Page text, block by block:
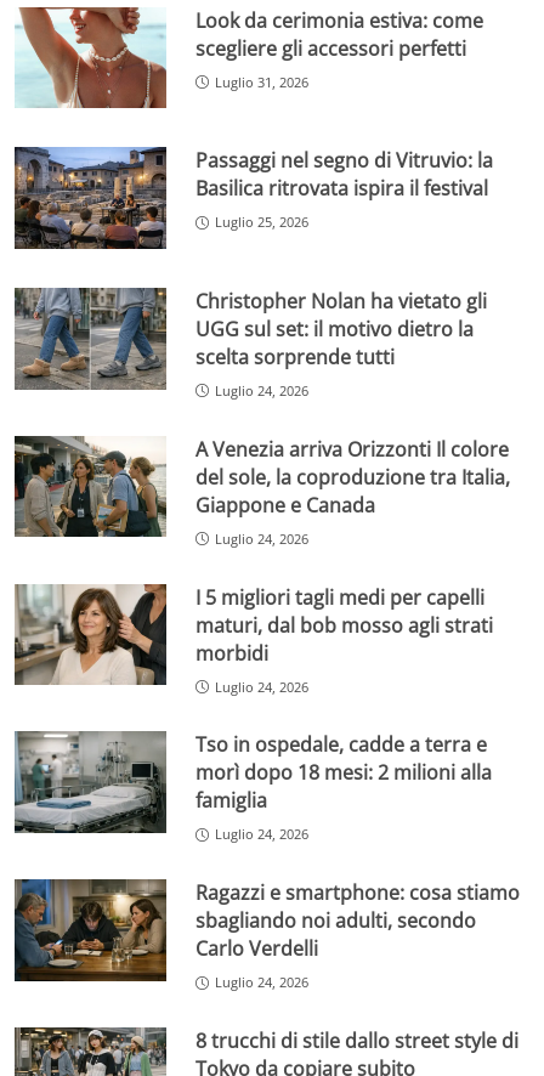
Look da cerimonia estiva: come
scegliere gli accessori perfetti
Luglio 31, 2026
Passaggi nel segno di Vitruvio: la
Basilica ritrovata ispira il festival
Luglio 25, 2026
Christopher Nolan ha vietato gli
UGG sul set: il motivo dietro la
scelta sorprende tutti
Luglio 24, 2026
A Venezia arriva Orizzonti Il colore
del sole, la coproduzione tra Italia,
Giappone e Canada
Luglio 24, 2026
I 5 migliori tagli medi per capelli
maturi, dal bob mosso agli strati
morbidi
Luglio 24, 2026
Tso in ospedale, cadde a terra e
morì dopo 18 mesi: 2 milioni alla
famiglia
Luglio 24, 2026
Ragazzi e smartphone: cosa stiamo
sbagliando noi adulti, secondo
Carlo Verdelli
Luglio 24, 2026
8 trucchi di stile dallo street style di
Tokyo da copiare subito